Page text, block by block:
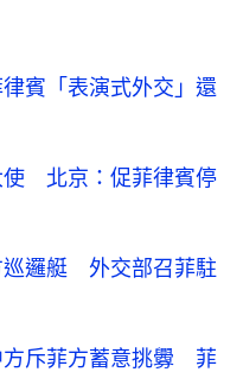
賓「表演式外交」還
北京：促菲律賓停
巡邏艇 外交部召菲駐
斥菲方蓄意挑釁 菲